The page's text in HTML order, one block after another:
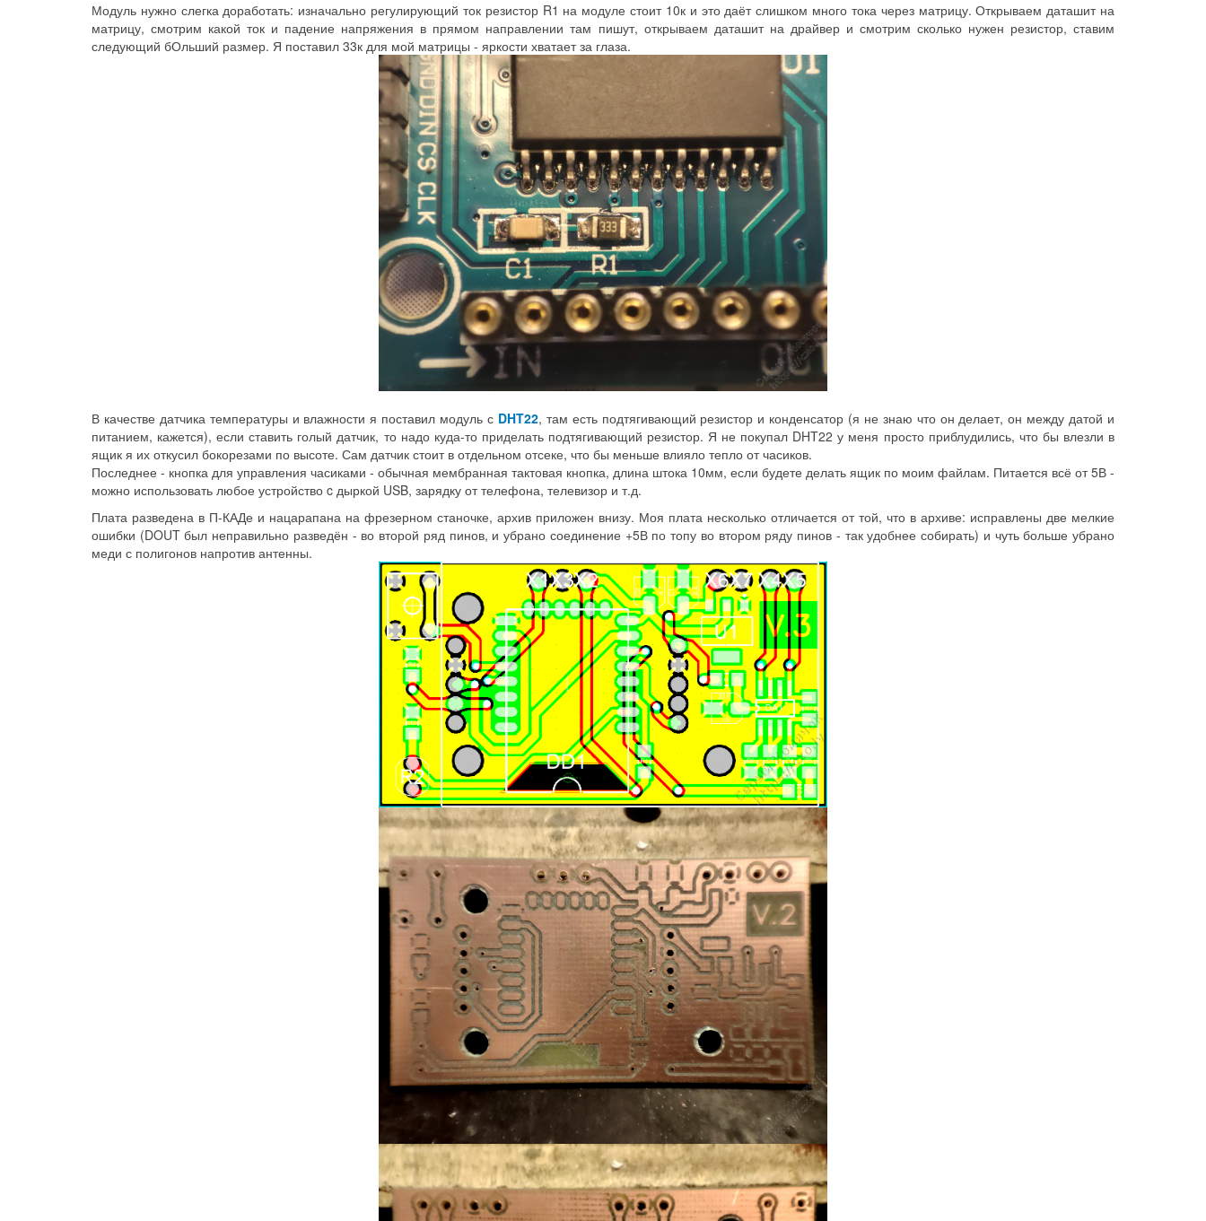
Модуль нужно слегка доработать: изначально регулирующий ток резистор R1 на модуле стоит 10к и это даёт слишком много тока через матрицу. Открываем даташит на
матрицу, смотрим какой ток и падение напряжения в прямом направлении там пишут, открываем даташит на драйвер и смотрим сколько нужен резистор, ставим
следующий бОльший размер. Я поставил 33к для мой матрицы - яркости хватает за глаза.
В качестве датчика температуры и влажности я поставил модуль с DHT22, там есть подтягивающий резистор и конденсатор (я не знаю что он делает, он между датой и
питанием, кажется), если ставить голый датчик, то надо куда-то приделать подтягивающий резистор. Я не покупал DHT22 у меня просто приблудились, что бы влезли в
ящик я их откусил бокорезами по высоте. Сам датчик стоит в отдельном отсеке, что бы меньше влияло тепло от часиков.
Последнее - кнопка для управления часиками - обычная мембранная тактовая кнопка, длина штока 10мм, если будете делать ящик по моим файлам. Питается всё от 5В -
можно использовать любое устройство c дыркой USB, зарядку от телефона, телевизор и т.д.
Плата разведена в П-КАДе и нацарапана на фрезерном станочке, архив приложен внизу. Моя плата несколько отличается от той, что в архиве: исправлены две мелкие
ошибки (DOUT был неправильно разведён - во второй ряд пинов, и убрано соединение +5В по топу во втором ряду пинов - так удобнее собирать) и чуть больше убрано
меди с полигонов напротив антенны.